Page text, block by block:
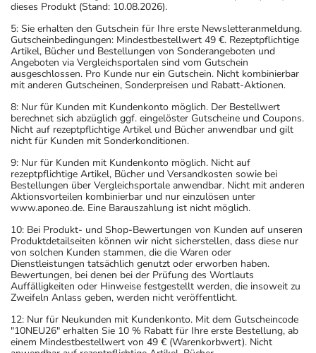
dieses Produkt (Stand: 10.08.2026).
5: Sie erhalten den Gutschein für Ihre erste Newsletteranmeldung.
Gutscheinbedingungen: Mindestbestellwert 49 €. Rezeptpflichtige
Artikel, Bücher und Bestellungen von Sonderangeboten und
Angeboten via Vergleichsportalen sind vom Gutschein
ausgeschlossen. Pro Kunde nur ein Gutschein. Nicht kombinierbar
mit anderen Gutscheinen, Sonderpreisen und Rabatt-Aktionen.
8: Nur für Kunden mit Kundenkonto möglich. Der Bestellwert
berechnet sich abzüglich ggf. eingelöster Gutscheine und Coupons.
Nicht auf rezeptpflichtige Artikel und Bücher anwendbar und gilt
nicht für Kunden mit Sonderkonditionen.
9: Nur für Kunden mit Kundenkonto möglich. Nicht auf
rezeptpflichtige Artikel, Bücher und Versandkosten sowie bei
Bestellungen über Vergleichsportale anwendbar. Nicht mit anderen
Aktionsvorteilen kombinierbar und nur einzulösen unter
www.aponeo.de. Eine Barauszahlung ist nicht möglich.
10: Bei Produkt- und Shop-Bewertungen von Kunden auf unseren
Produktdetailseiten können wir nicht sicherstellen, dass diese nur
von solchen Kunden stammen, die die Waren oder
Dienstleistungen tatsächlich genutzt oder erworben haben.
Bewertungen, bei denen bei der Prüfung des Wortlauts
Auffälligkeiten oder Hinweise festgestellt werden, die insoweit zu
Zweifeln Anlass geben, werden nicht veröffentlicht.
12: Nur für Neukunden mit Kundenkonto. Mit dem Gutscheincode
"10NEU26" erhalten Sie 10 % Rabatt für Ihre erste Bestellung, ab
einem Mindestbestellwert von 49 € (Warenkorbwert). Nicht